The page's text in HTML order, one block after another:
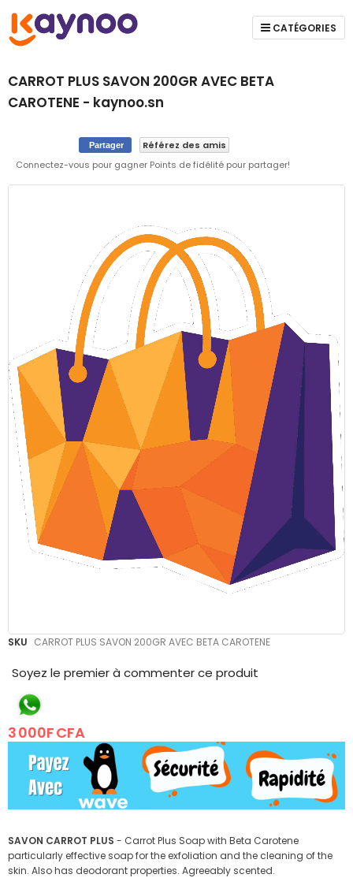
CATÉGORIES
CARROT PLUS SAVON 200GR AVEC BETA
CAROTENE - kaynoo.sn
Partager
Référez des amis
Connectez-vous pour gagner Points de fidélité pour partager!
SKU CARROT PLUS SAVON 200GR AVEC BETA CAROTENE
Soyez le premier à commenter ce produit
3 000F CFA
SAVON CARROT PLUS - Carrot Plus Soap with Beta Carotene
particularly effective soap for the exfoliation and the cleaning of the
skin. Also has deodorant properties. Agreeably scented.
Skip
Skip
the
the
images
gallery